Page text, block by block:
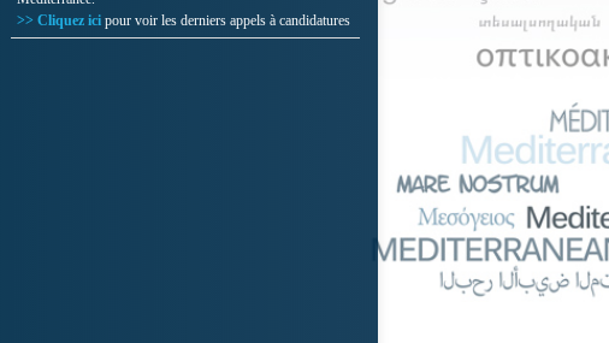
>> Cliquez ici pour voir les derniers appels à candidatures